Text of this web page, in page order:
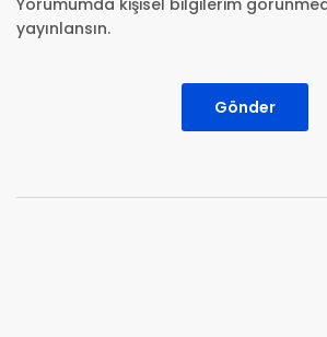
Yorumumda kişisel bilgilerim
yayınlansın.
Gönder